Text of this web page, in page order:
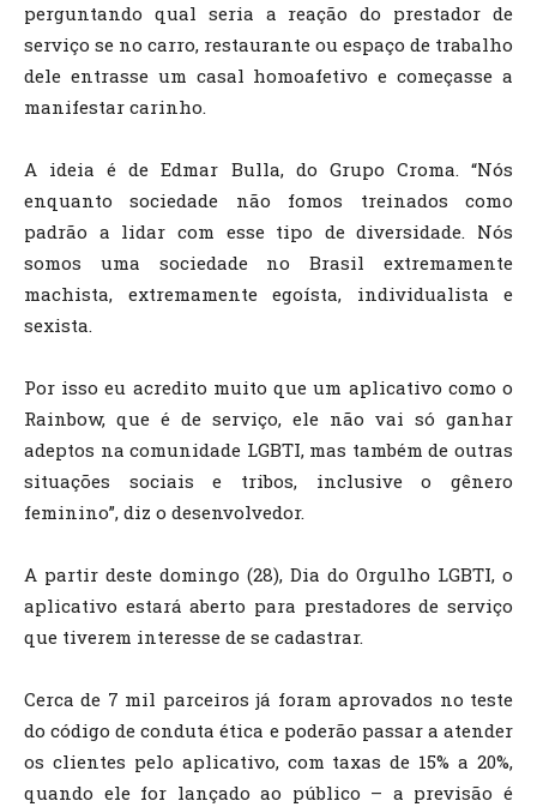
perguntando qual seria a reação do prestador de
serviço se no carro, restaurante ou espaço de trabalho
dele entrasse um casal homoafetivo e começasse a
manifestar carinho.
A ideia é de Edmar Bulla, do Grupo Croma. “Nós
enquanto sociedade não fomos treinados como
padrão a lidar com esse tipo de diversidade. Nós
somos uma sociedade no Brasil extremamente
machista, extremamente egoísta, individualista e
sexista.
Por isso eu acredito muito que um aplicativo como o
Rainbow, que é de serviço, ele não vai só ganhar
adeptos na comunidade LGBTI, mas também de outras
situações sociais e tribos, inclusive o gênero
feminino”, diz o desenvolvedor.
A partir deste domingo (28), Dia do Orgulho LGBTI, o
aplicativo estará aberto para prestadores de serviço
que tiverem interesse de se cadastrar.
Cerca de 7 mil parceiros já foram aprovados no teste
do código de conduta ética e poderão passar a atender
os clientes pelo aplicativo, com taxas de 15% a 20%,
quando ele for lançado ao público – a previsão é